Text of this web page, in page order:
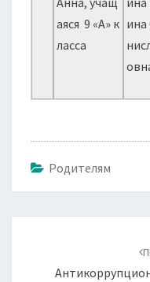
аяся 9 «А» к
ласса
ина
Родителям
записям